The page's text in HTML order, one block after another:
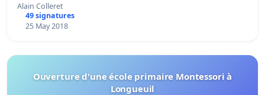
Alain Colleret
49 signatures
25 May 2018
Ouverture d'une école primaire Montessori à
Longueuil